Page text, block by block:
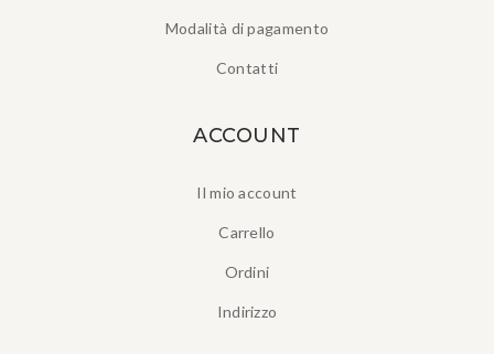
Modalità di pagamento
Contatti
ACCOUNT
Il mio account
Carrello
Ordini
Indirizzo